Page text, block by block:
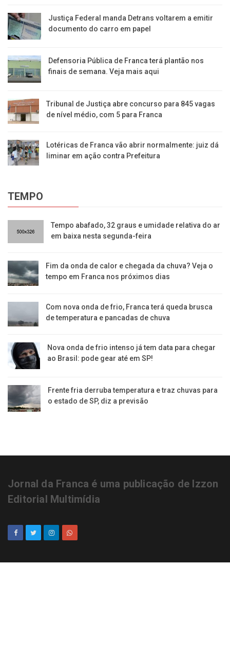
Justiça Federal manda Detrans voltarem a emitir
documento do carro em papel
Defensoria Pública de Franca terá plantão nos
finais de semana. Veja mais aqui
Tribunal de Justiça abre concurso para 845 vagas
de nível médio, com 5 para Franca
Lotéricas de Franca vão abrir normalmente: juiz dá
liminar em ação contra Prefeitura
TEMPO
​Tempo abafado, 32 graus e umidade relativa do ar
em baixa nesta segunda-feira
Fim da onda de calor e chegada da chuva? Veja o
tempo em Franca nos próximos dias
Com nova onda de frio, Franca terá queda brusca
de temperatura e pancadas de chuva
Nova onda de frio intenso já tem data para chegar
ao Brasil: pode gear até em SP!
Frente fria derruba temperatura e traz chuvas para
o estado de SP, diz a previsão
Jornal da Franca é uma publicação de Izzon
Editorial Multimídia